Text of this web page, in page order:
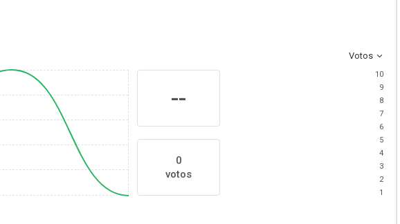
Votos
--
0
votos
10
9
8
7
6
5
4
3
2
1